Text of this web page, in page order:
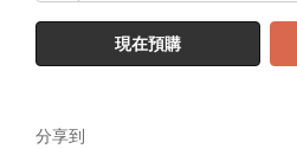
現在預購
分享到